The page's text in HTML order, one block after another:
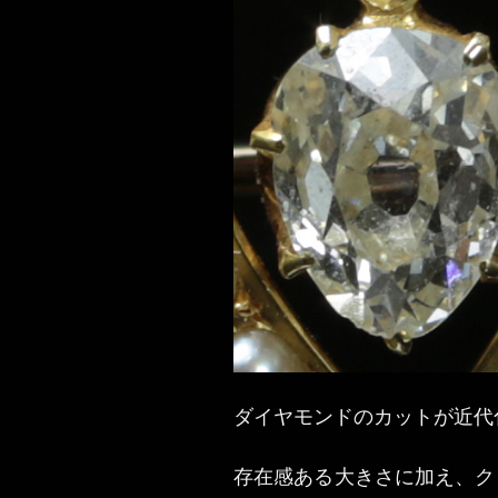
ダイヤモンドのカットが近
存在感ある大きさに加え、